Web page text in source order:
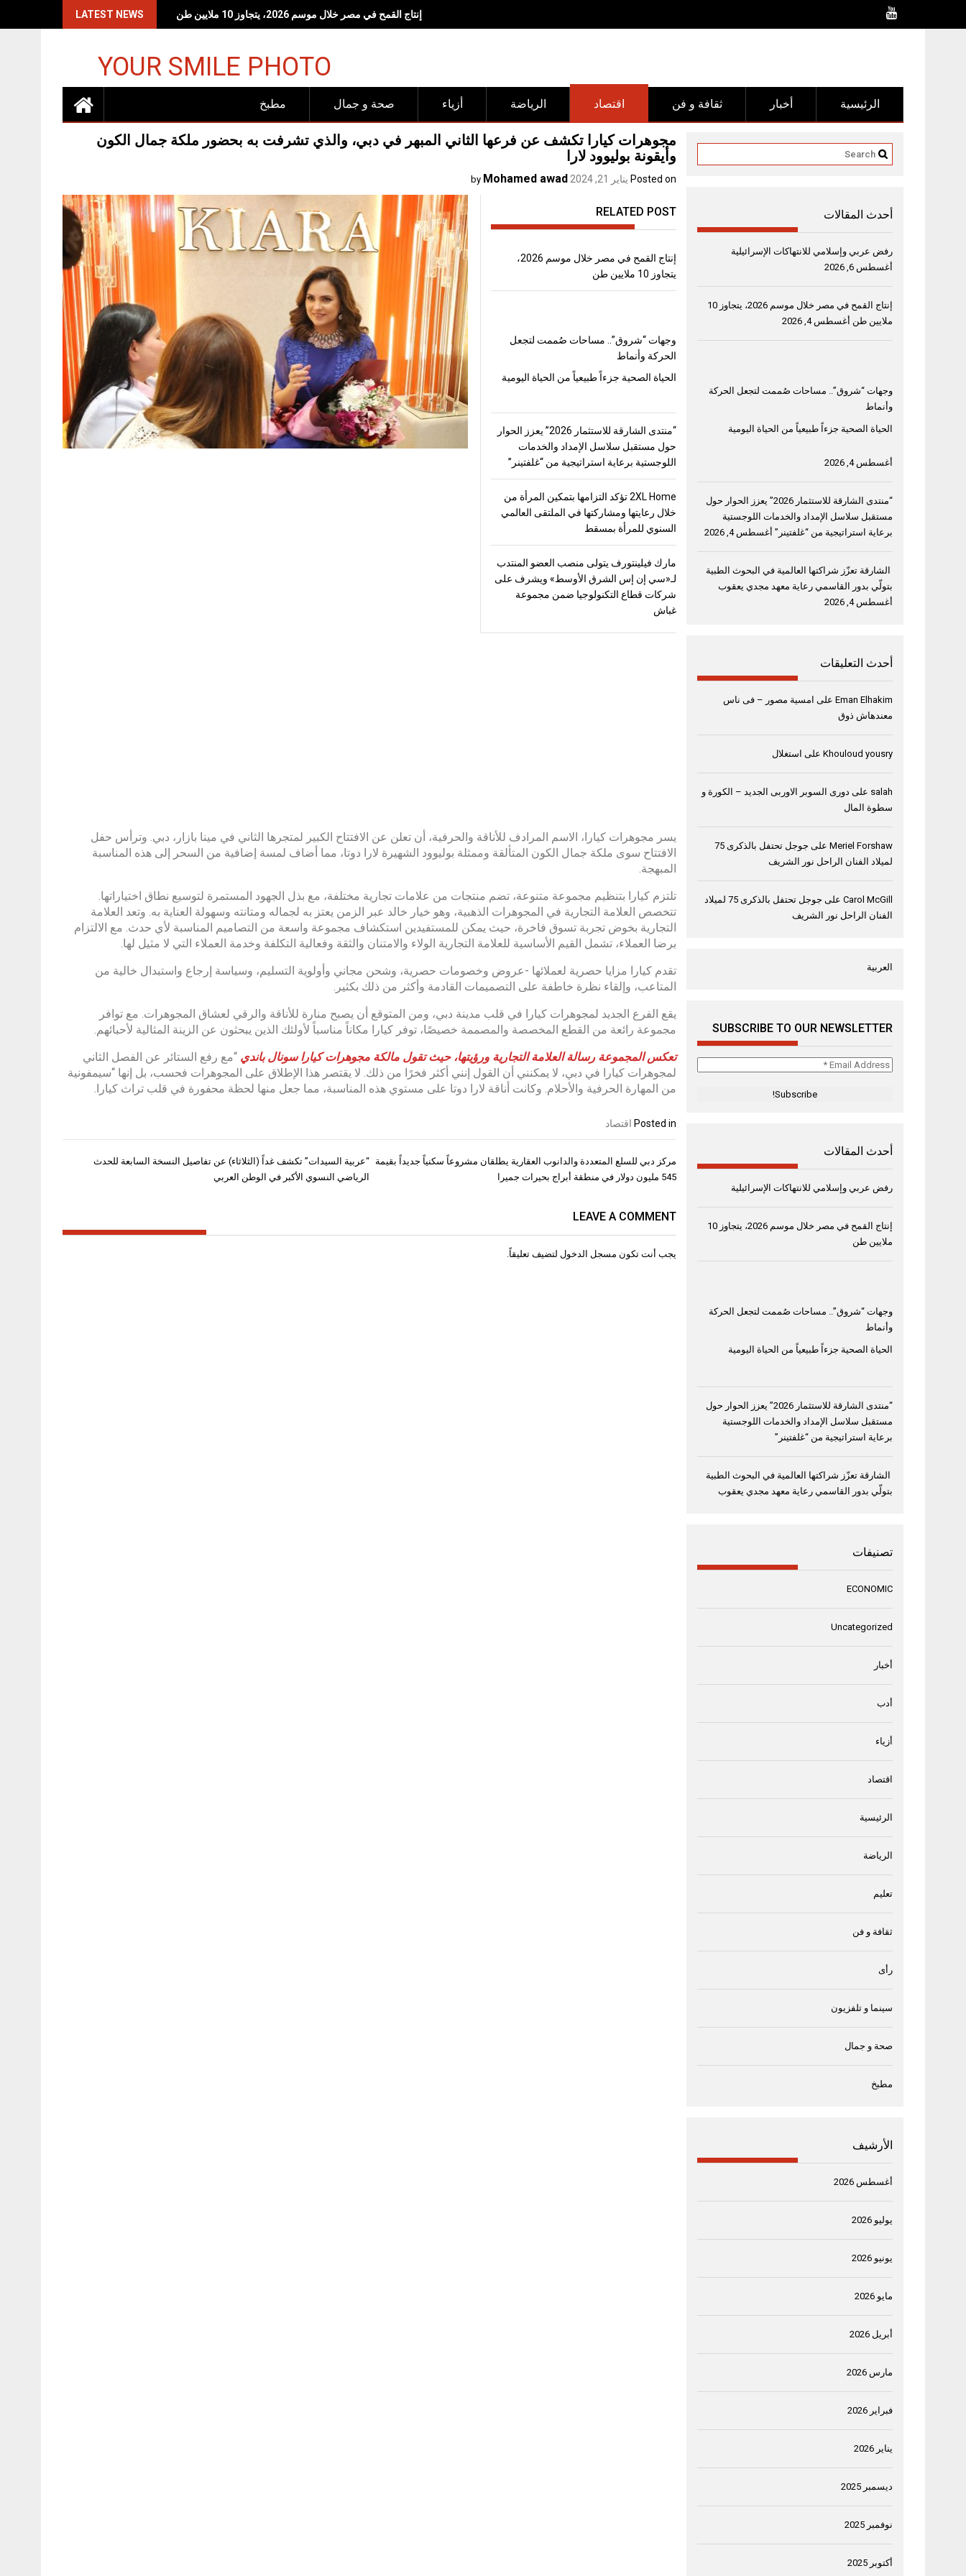
LATEST NEWS إنتاج القمح في مصر خلال موسم 2026، يتجاوز 10 ملايين طن
YOUR SMILE PHOTO
مطبخ صحة و جمال أزياء الرياضة اقتصاد ثقافة و فن أخبار الرئيسية
مجوهرات كيارا تكشف عن فرعها الثاني المبهر في دبي، والذي تشرفت به بحضور ملكة جمال الكون
وأيقونة بوليوود لارا
Posted on يناير 21, 2024 by
Mohamed awad
RELATED POST
إنتاج القمح في مصر خلال موسم 2026،
يتجاوز 10 ملايين طن
وجهات “شروق”.. مساحات صُممت لتجعل
الحركة وأنماط
الحياة الصحية جزءاً طبيعياً من الحياة اليومية
“منتدى الشارقة للاستثمار 2026” يعزز الحوار
حول مستقبل سلاسل الإمداد والخدمات
اللوجستية برعاية استراتيجية من “غلفتينر”
2XL Home تؤكد التزامها بتمكين المرأة من
خلال رعايتها ومشاركتها في الملتقى العالمي
السنوي للمرأة بمسقط
مارك فيلينتورف يتولى منصب العضو المنتدب
لـ«سي إن إس الشرق الأوسط» ويشرف على
شركات قطاع التكنولوجيا ضمن مجموعة
غباش
يسر مجوهرات كيارا، الاسم المرادف للأناقة والحرفية، أن تعلن عن الافتتاح الكبير لمتجرها الثاني في مينا بازار، دبي. وترأس حفل
الافتتاح سوى ملكة جمال الكون المتألقة وممثلة بوليوود الشهيرة لارا دوتا، مما أضاف لمسة إضافية من السحر إلى هذه المناسبة
المبهجة.
تلتزم كيارا بتنظيم مجموعة متنوعة، تضم منتجات من علامات تجارية مختلفة، مع بذل الجهود المستمرة لتوسيع نطاق اختياراتها.
تتخصص العلامة التجارية في المجوهرات الذهبية، وهو خيار خالد عبر الزمن يعتز به لجماله ومتانته وسهولة العناية به. وتعد العلامة
التجارية بخوض تجربة تسوق فاخرة، حيث يمكن للمستفيدين استكشاف مجموعة واسعة من التصاميم المناسبة لأي حدث. مع الالتزام
برضا العملاء، تشمل القيم الأساسية للعلامة التجارية الولاء والامتنان والثقة وفعالية التكلفة وخدمة العملاء التي لا مثيل لها.
تقدم كيارا مزايا حصرية لعملائها -عروض وخصومات حصرية، وشحن مجاني وأولوية التسليم، وسياسة إرجاع واستبدال خالية من
المتاعب، وإلقاء نظرة خاطفة على التصميمات القادمة وأكثر من ذلك بكثير.
يقع الفرع الجديد لمجوهرات كيارا في قلب مدينة دبي، ومن المتوقع أن يصبح منارة للأناقة والرقي لعشاق المجوهرات. مع توافر
مجموعة رائعة من القطع المخصصة والمصممة خصيصًا، توفر كيارا مكاناً مناسباً لأولئك الذين يبحثون عن الزينة المثالية لأحبائهم.
تعكسالمجموعة رسالة العلامة التجارية ورؤيتها، حيث تقول مالكة مجوهرات كياراسونال باندي “مع رفع الستائر عن الفصل الثاني
لمجوهرات كيارا في دبي، لا يمكنني أن القول إنني أكثر فخرًا من ذلك. لا يقتصر هذا الإطلاق على المجوهرات فحسب، بل إنها “سيمفونية
من المهارة الحرفية والأحلام. وكانت أناقة لارا دوتا على مستوي هذه المناسبة، مما جعل منها لحظة محفورة في قلب تراث كيارا.
Posted in اقتصاد
تصفّح
المقالات
“عربية السيدات” تكشف غداً (الثلاثاء) عن تفاصيل النسخة السابعة للحدث
الرياضي النسوي الأكبر في الوطن العربي
مركز دبي للسلع المتعددة والدانوب العقارية يطلقان مشروعاً سكنياً جديداً بقيمة
545 مليون دولار في منطقة أبراج بحيرات جميرا
LEAVE A COMMENT
يجب أنت تكون مسجل الدخول لتضيف تعليقاً.
أحدث المقالات
رفض عربي وإسلامي للانتهاكات الإسرائيلية
أغسطس 6, 2026
إنتاج القمح في مصر خلال موسم 2026، يتجاوز 10
ملايين طن أغسطس 4, 2026
وجهات “شروق”.. مساحات صُممت لتجعل الحركة
وأنماط
الحياة الصحية جزءاً طبيعياً من الحياة اليومية
أغسطس 4, 2026
“منتدى الشارقة للاستثمار 2026” يعزز الحوار حول
مستقبل سلاسل الإمداد والخدمات اللوجستية
برعاية استراتيجية من “غلفتينر” أغسطس 4, 2026
الشارقة تعزّز شراكتها العالمية في البحوث الطبية
بتولّي بدور القاسمي رعاية معهد مجدي يعقوب
أغسطس 4, 2026
أحدث التعليقات
Eman Elhakim على امسية مصور – فى ناس
معندهاش ذوق
Khouloud yousry على استغلال
salah على دورى السوبر الاوربى الجديد – الكورة و
سطوة المال
Meriel Forshaw على
جوجل تحتفل بالذكرى 75
لميلاد الفنان الراحل نور الشريف
Carol McGill على
جوجل تحتفل بالذكرى 75 لميلاد
الفنان الراحل نور الشريف
العربية
SUBSCRIBE TO OUR NEWSLETTER
Email
أحدث المقالات
رفض عربي وإسلامي للانتهاكات الإسرائيلية
إنتاج القمح في مصر خلال موسم 2026، يتجاوز 10
ملايين طن
وجهات “شروق”.. مساحات صُممت لتجعل الحركة
وأنماط
الحياة الصحية جزءاً طبيعياً من الحياة اليومية
“منتدى الشارقة للاستثمار 2026” يعزز الحوار حول
مستقبل سلاسل الإمداد والخدمات اللوجستية
برعاية استراتيجية من “غلفتينر”
الشارقة تعزّز شراكتها العالمية في البحوث الطبية
بتولّي بدور القاسمي رعاية معهد مجدي يعقوب
تصنيفات
ECONOMIC
Uncategorized
أخبار
أدب
أزياء
اقتصاد
الرئيسية
الرياضة
تعليم
ثقافة و فن
رأى
سينما و تلفزيون
صحة و جمال
مطبخ
الأرشيف
أغسطس 2026
يوليو 2026
يونيو 2026
مايو 2026
أبريل 2026
مارس 2026
فبراير 2026
يناير 2026
ديسمبر 2025
نوفمبر 2025
أكتوبر 2025